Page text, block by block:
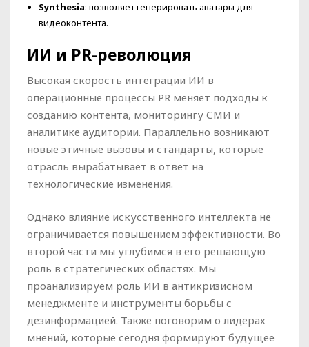
Synthesia: позволяет генерировать аватары для
видеоконтента.
ИИ и PR-революция
Высокая скорость интеграции ИИ в
операционные процессы PR меняет подходы к
созданию контента, мониторингу СМИ и
аналитике аудитории. Параллельно возникают
новые этичные вызовы и стандарты, которые
отрасль вырабатывает в ответ на
технологические изменения.
Однако влияние искусственного интеллекта не
ограничивается повышением эффективности. Во
второй части мы углубимся в его решающую
роль в стратегических областях. Мы
проанализируем роль ИИ в антикризисном
менеджменте и инструменты борьбы с
дезинформацией. Также поговорим о лидерах
мнений, которые сегодня формируют будущее